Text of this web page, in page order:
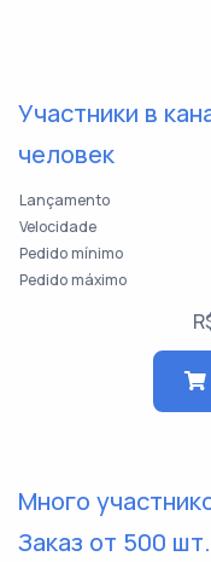
Участники в
человек
Lançamento
Velocidade
Pedido mínimo
Pedido máximo
Много
Заказ от 500 шт.